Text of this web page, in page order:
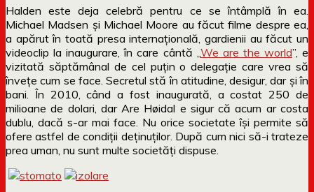
Halden este deja celebră pentru ce se întâmplă în ea.
Michael Madsen și Michael Moore au făcut filme despre ea,
a apărut în toată presa internațională, gardienii au făcut un
videoclip la inaugurare, în care cântă „ We are the world”, e
vizitată săptămânal de cel puțin o delegație care vrea să
învețe cum se face. Secretul stă în atitudine, desigur, dar și în
bani. În 2010, când a fost inaugurată, a costat 250 de
milioane de dolari, dar Are Høidal e sigur că acum ar costa
dublu, dacă s-ar mai face. Nu orice societate își permite să
ofere astfel de condiții deținuților. După cum nici să-i trateze
prea uman, nu sunt multe societăți dispuse.